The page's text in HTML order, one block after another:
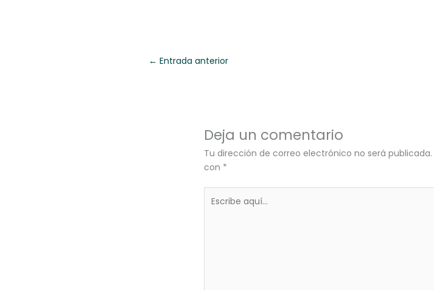
← Entrada anterior
Deja un comentario
Tu dirección de correo electrónico no será publicada.
con *
aquí...